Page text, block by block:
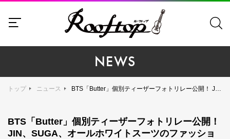
NEWS
トップ ニュース BTS「Butter」個別ティーザーフォトリレー公開！ JIN、SUGA、オールホワイトスーツのファッションティーザーフォト！
BTS「Butter」個別ティーザーフォトリレー公開！
JIN、SUGA、オールホワイトスーツのファッショ